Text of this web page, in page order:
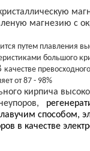
магнезию с
путем плавления
большого
качестве
от 87 - 98%
кирпича
способом,
в качестве